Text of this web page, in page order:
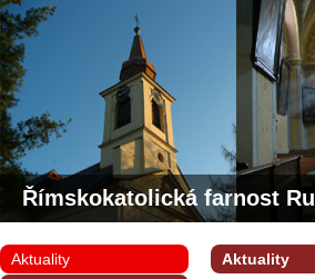
Římskokatolická farnost
Aktuality
Aktuality